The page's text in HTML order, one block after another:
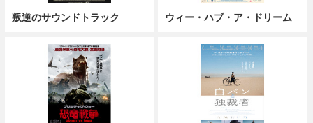
叛逆のサウンドトラック ウィー・ハブ・ア・ドリーム